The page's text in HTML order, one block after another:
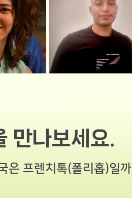
만나보세요.
은 프렌치톡(폴리홉)일까